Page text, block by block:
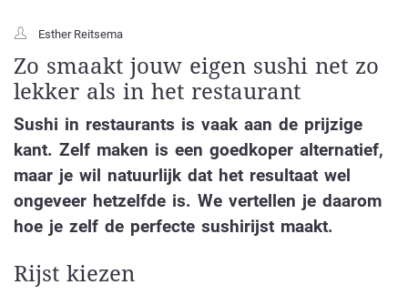
Esther Reitsema
Zo smaakt jouw eigen sushi net zo
lekker als in het restaurant
Sushi in restaurants is vaak aan de prijzige
kant. Zelf maken is een goedkoper alternatief,
maar je wil natuurlijk dat het resultaat wel
ongeveer hetzelfde is. We vertellen je daarom
hoe je zelf de perfecte sushirijst maakt.
Rijst kiezen